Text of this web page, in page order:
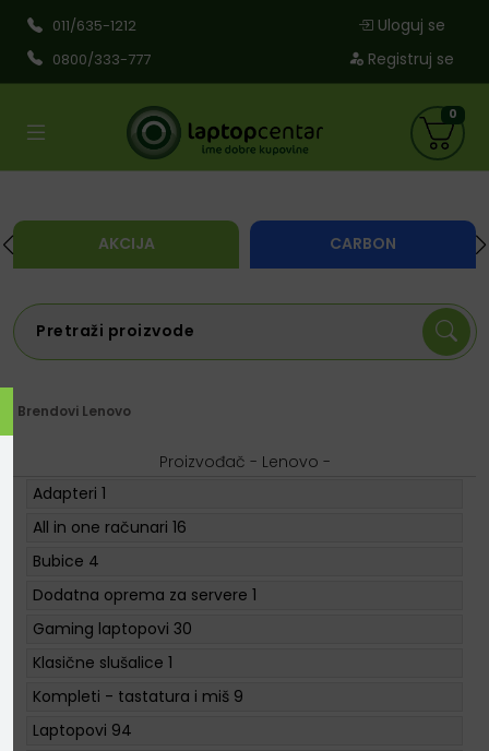
011/635-1212
0800/333-777
Uloguj se
Registruj se
AKCIJA CARBON
0
Brendovi Lenovo
Proizvođač - Lenovo -
Adapteri 1
All in one računari 16
Bubice 4
Dodatna oprema za servere 1
Gaming laptopovi 30
Klasične slušalice 1
Kompleti - tastatura i miš 9
Laptopovi 94